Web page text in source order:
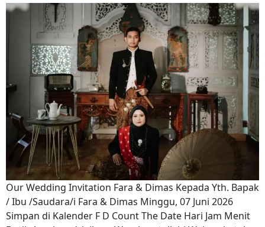
Our Wedding Invitation Fara & Dimas Kepada Yth. Bapak
/ Ibu /Saudara/i Fara & Dimas Minggu, 07 Juni 2026
Simpan di Kalender F D Count The Date Hari Jam Menit